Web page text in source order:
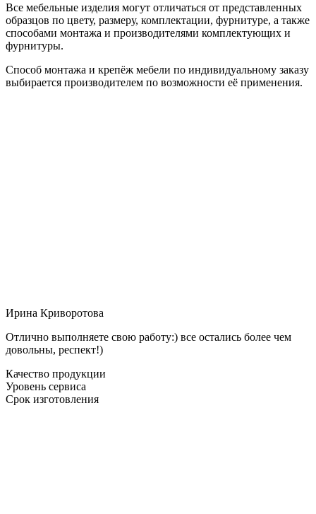
Все мебельные изделия могут отличаться от представленных
образцов по цвету, размеру, комплектации, фурнитуре, а также
способами монтажа и производителями комплектующих и
фурнитуры.
Способ монтажа и крепёж мебели по индивидуальному заказу
выбирается производителем по возможности её применения.
Ирина Криворотова
Отлично выполняете свою работу:) все остались более чем
довольны, респект!)
Качество продукции
Уровень сервиса
Срок изготовления